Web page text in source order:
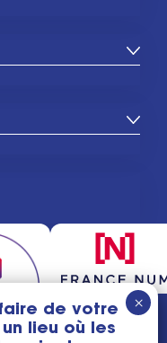
de votre
lieu où les